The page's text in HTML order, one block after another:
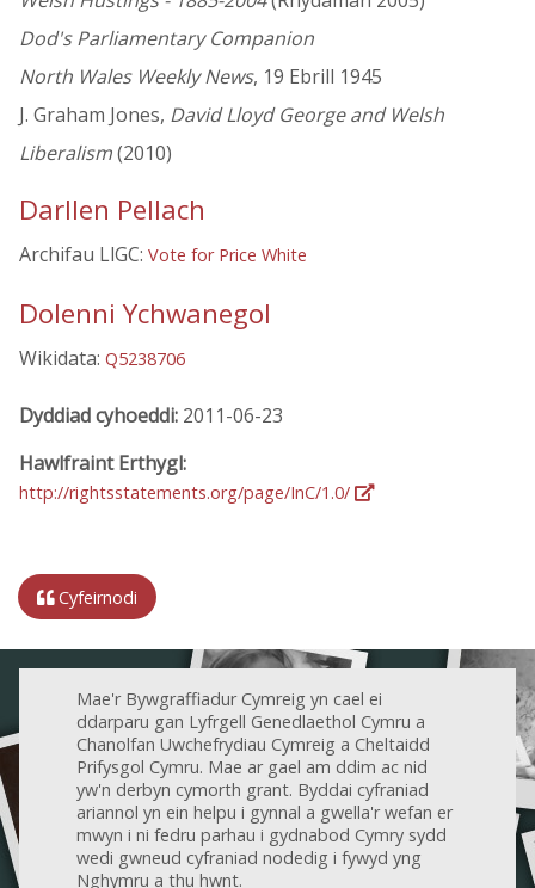
Dod's Parliamentary Companion
North Wales Weekly News, 19 Ebrill 1945
J. Graham Jones, David Lloyd George and Welsh
Liberalism(2010)
Darllen Pellach
Archifau LlGC: Vote for Price White
Dolenni Ychwanegol
Wikidata: Q5238706
Dyddiad cyhoeddi: 2011-06-23
Hawlfraint Erthygl:
http://rightsstatements.org/page/InC/1.0/
Cyfeirnodi
Mae'r Bywgraffiadur Cymreig yn cael ei
ddarparu gan Lyfrgell Genedlaethol Cymru a
Chanolfan Uwchefrydiau Cymreig a Cheltaidd
Prifysgol Cymru. Mae ar gael am ddim ac nid
yw'n derbyn cymorth grant. Byddai cyfraniad
ariannol yn ein helpu i gynnal a gwella'r wefan er
mwyn i ni fedru parhau i gydnabod Cymry sydd
wedi gwneud cyfraniad nodedig i fywyd yng
Nghymru a thu hwnt.